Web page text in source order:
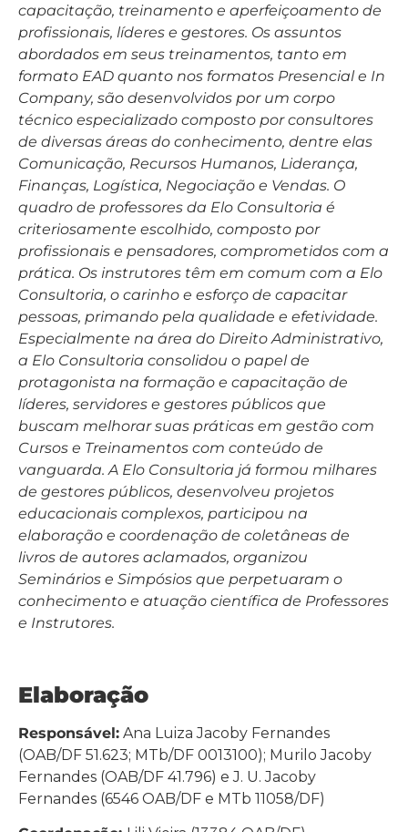
capacitação, treinamento e aperfeiçoamento de
profissionais, líderes e gestores. Os assuntos
abordados em seus treinamentos, tanto em
formato EAD quanto nos formatos Presencial e In
Company, são desenvolvidos por um corpo
técnico especializado composto por consultores
de diversas áreas do conhecimento, dentre elas
Comunicação, Recursos Humanos, Liderança,
Finanças, Logística, Negociação e Vendas. O
quadro de professores da Elo Consultoria é
criteriosamente escolhido, composto por
profissionais e pensadores, comprometidos com a
prática. Os instrutores têm em comum com a Elo
Consultoria, o carinho e esforço de capacitar
pessoas, primando pela qualidade e efetividade.
Especialmente na área do Direito Administrativo,
a Elo Consultoria consolidou o papel de
protagonista na formação e capacitação de
líderes, servidores e gestores públicos que
buscam melhorar suas práticas em gestão com
Cursos e Treinamentos com conteúdo de
vanguarda. A Elo Consultoria já formou milhares
de gestores públicos, desenvolveu projetos
educacionais complexos, participou na
elaboração e coordenação de coletâneas de
livros de autores aclamados, organizou
Seminários e Simpósios que perpetuaram o
conhecimento e atuação científica de Professores
e Instrutores.
Elaboração
Responsável: Ana Luiza Jacoby Fernandes
(OAB/DF 51.623; MTb/DF 0013100); Murilo Jacoby
Fernandes (OAB/DF 41.796) e J. U. Jacoby
Fernandes (6546 OAB/DF e MTb 11058/DF)